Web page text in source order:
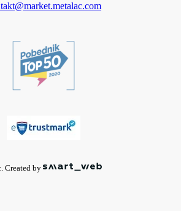
Created by